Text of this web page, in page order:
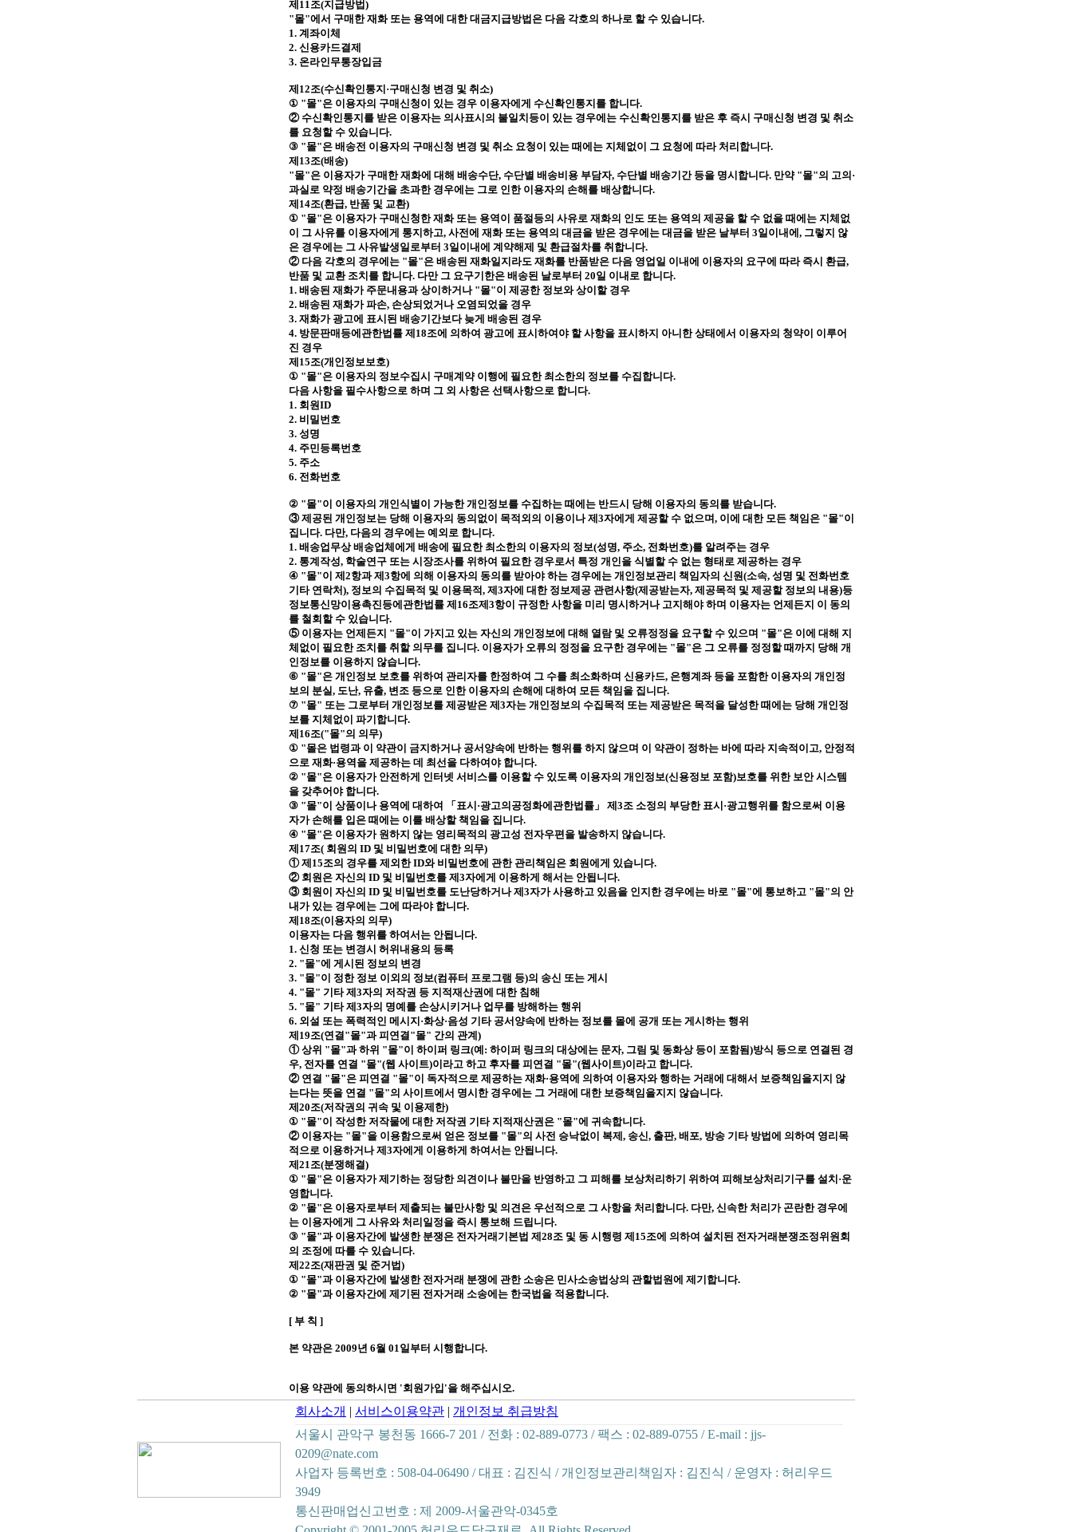
제 11조(지급방법 )
"몰"에서 구매한 재화 또는 용역에 대한 대금지급방법은 다음 각호의 하나로 할 수 있습니다.
1. 계좌이체
2. 신용카드결제
3. 온라인무통장입금
제 12조(수신확인통지·구매신청 변경 및 취소)
① "몰"은 이용자의 구매신청이 있는 경우 이용자에게 수신확인통지를 합니다.
② 수신확인통지를 받은 이용자는 의사표시의 불일치등이 있는 경우에는 수신확인통지를 받은 후 즉시 구매신청 변경 및 취소
를 요청할 수 있습니다.
③ "몰"은 배송전 이용자의 구매신청 변경 및 취소 요청이 있는 때에는 지체없이 그 요청에 따라 처리합니다.
제 13조(배송)
"몰"은 이용자가 구매한 재화에 대해 배송수단, 수단별 배송비용 부담자, 수단별 배송기간 등을 명시합니다. 만약"몰"의 고의·
과실로 약정 배송기간을 초과한 경우에는 그로 인한 이용자의 손해를 배상합니다.
제 14조(환급, 반품 및 교환)
① "몰"은 이용자가 구매신청한 재화 또는 용역이 품절등의 사유로 재화의 인도 또는 용역의 제공을 할 수 없을 때에는 지체없
이 그 사유를 이용자에게 통지하고, 사전에 재화 또는 용역의 대금을 받은 경우에는 대금을 받은 날부터 3일이내에 , 그렇지 않
은 경우에는 그 사유발생일로부터 3일이내에 계약해제 및 환급절차를 취합니다.
② 다음 각호의 경우에는 "몰"은 배송된 재화일지라도 재화를 반품받은 다음 영업일 이내에 이용자의 요구에 따라 즉시 환급,
반품 및 교환 조치를 합니다. 다만 그 요구기한은 배송된 날로부터 20일 이내로 합니다.
1. 배송된 재화가 주문내용과 상이하거나"몰"이 제공한 정보와 상이할 경우
2. 배송된 재화가 파손, 손상되었거나 오염되었을 경우
3. 재화가 광고에 표시된 배송기간보다 늦게 배송된 경우
4. 방문판매등에관한법률 제 18조에 의하여 광고에 표시하여야 할 사항을 표시하지 아니한 상태에서 이용자의 청약이 이루어
진 경우
제 15조(개인정보보호)
① "몰"은 이용자의 정보수집시 구매계약 이행에 필요한 최소한의 정보를 수집합니다.
다음 사항을 필수사항으로 하며 그 외 사항은 선택사항으로 합니다.
1. 회원ID
2. 비밀번호
3. 성명
4. 주민등록번호
5. 주소
6. 전화번호
② "몰"이 이용자의 개인식별이 가능한 개인정보를 수집하는 때에는 반드시 당해 이용자의 동의를 받습니다.
③ 제공된 개인정보는 당해 이용자의 동의없이 목적외의 이용이나 제 3자에게 제공할 수 없으며 , 이에 대한 모든 책임은 "몰"이
집니다. 다만, 다음의 경우에는 예외로 합니다.
1. 배송업무상 배송업체에게 배송에 필요한 최소한의 이용자의 정보(성명, 주소, 전화번호)를 알려주는 경우
2. 통계작성, 학술연구 또는 시장조사를 위하여 필요한 경우로서 특정 개인을 식별할 수 없는 형태로 제공하는 경우
④ "몰"이 제 2항과 제 3항에 의해 이용자의 동의를 받아야 하는 경우에는 개인정보관리 책임자의 신원(소속, 성명 및 전화번호
기타 연락처 ), 정보의 수집목적 및 이용목적 , 제 3자에 대한 정보제공 관련사항(제공받는자, 제공목적 및 제공할 정보의 내용)등
정보통신망이용촉진등에관한법률 제 16조제 3항이 규정한 사항을 미리 명시하거나 고지해야 하며 이용자는 언제든지 이 동의
를 철회할 수 있습니다.
⑤ 이용자는 언제든지 "몰"이 가지고 있는 자신의 개인정보에 대해 열람 및 오류정정을 요구할 수 있으며 "몰"은 이에 대해 지
체없이 필요한 조치를 취할 의무를 집니다. 이용자가 오류의 정정을 요구한 경우에는 "몰"은 그 오류를 정정할 때까지 당해 개
인정보를 이용하지 않습니다.
⑥ "몰"은 개인정보 보호를 위하여 관리자를 한정하여 그 수를 최소화하며 신용카드, 은행계좌 등을 포함한 이용자의 개인정
보의 분실, 도난, 유출, 변조 등으로 인한 이용자의 손해에 대하여 모든 책임을 집니다.
⑦ "몰" 또는 그로부터 개인정보를 제공받은 제 3자는 개인정보의 수집목적 또는 제공받은 목적을 달성한 때에는 당해 개인정
보를 지체없이 파기합니다.
제 16조("몰"의 의무)
① "몰은 법령과 이 약관이 금지하거나 공서양속에 반하는 행위를 하지 않으며 이 약관이 정하는 바에 따라 지속적이고, 안정적
으로 재화·용역을 제공하는 데 최선을 다하여야 합니다.
② "몰"은 이용자가 안전하게 인터넷 서비스를 이용할 수 있도록 이용자의 개인정보(신용정보 포함)보호를 위한 보안 시스템
을 갖추어야 합니다.
③ "몰"이 상품이나 용역에 대하여 「표시·광고의공정화에관한법률」 제 3조 소정의 부당한 표시·광고행위를 함으로써 이용
자가 손해를 입은 때에는 이를 배상할 책임을 집니다.
④ "몰"은 이용자가 원하지 않는 영리목적의 광고성 전자우편을 발송하지 않습니다.
제 17조( 회원의 ID 및 비밀번호에 대한 의무)
① 제 15조의 경우를 제외한ID와 비밀번호에 관한 관리책임은 회원에게 있습니다.
② 회원은 자신의 ID 및 비밀번호를 제 3자에게 이용하게 해서는 안됩니다.
③ 회원이 자신의 ID 및 비밀번호를 도난당하거나 제 3자가 사용하고 있음을 인지한 경우에는 바로 "몰"에 통보하고 "몰"의 안
내가 있는 경우에는 그에 따라야 합니다.
제 18조(이용자의 의무)
이용자는 다음 행위를 하여서는 안됩니다.
1. 신청 또는 변경시 허위내용의 등록
2. "몰"에 게시된 정보의 변경
3. "몰"이 정한정보 이외의 정보(컴퓨터 프로그램 등)의 송신 또는 게시
4. "몰" 기타 제 3자의 저작권 등 지적재산권에 대한 침해
5. "몰" 기타 제 3자의 명예를 손상시키거나 업무를 방해하는 행위
6. 외설 또는 폭력적인 메시지·화상·음성 기타 공서양속에 반하는 정보를 몰에 공개 또는 게시하는 행위
제 19조(연결"몰"과 피연결"몰" 간의 관계 )
① 상위 "몰"과 하위 "몰"이 하이퍼 링크(예 : 하이퍼 링크의 대상에는 문자, 그림 및 동화상 등이 포함됨 )방식 등으로 연결된 경
우, 전자를 연결 "몰"(웹 사이트)이라고 하고 후자를 피연결 "몰"(웹사이트)이라고 합니다.
② 연결 "몰"은 피연결 "몰"이 독자적으로 제공하는 재화·용역에 의하여 이용자와 행하는 거래에 대해서 보증책임을지지 않
는다는 뜻을 연결 "몰"의 사이트에서 명시한 경우에는 그 거래에 대한 보증책임을지지 않습니다.
제 20조(저작권의 귀속 및 이용제한)
① "몰"이 작성한 저작물에 대한 저작권 기타 지적재산권은 "몰"에 귀속합니다.
② 이용자는 "몰"을 이용함으로써 얻은 정보를 "몰"의 사전 승낙없이 복제 , 송신, 출판, 배포, 방송 기타 방법에 의하여 영리목
적으로 이용하거나 제 3자에게 이용하게 하여서는 안됩니다.
제 21조(분쟁해결)
① "몰"은 이용자가 제기하는 정당한 의견이나 불만을 반영하고 그 피해를 보상처리하기 위하여 피해보상처리기구를 설치·운
영합니다.
② "몰"은 이용자로부터 제출되는 불만사항 및 의견은 우선적으로 그 사항을 처리합니다. 다만, 신속한 처리가 곤란한 경우에
는 이용자에게 그 사유와 처리일정을 즉시 통보해 드립니다.
③ "몰"과 이용자간에 발생한 분쟁은 전자거래기본법 제 28조 및 동 시행령 제 15조에 의하여 설치된 전자거래분쟁조정위원회
의 조정에 따를 수 있습니다.
제 22조(재판권 및 준거법 )
① "몰"과 이용자간에 발생한 전자거래 분쟁에 관한 소송은 민사소송법상의 관할법원에 제기합니다.
② "몰"과 이용자간에 제기된 전자거래 소송에는 한국법을 적용합니다.
[ 부 칙 ]
본 약관은 2009년 6월 01일부터 시행합니다.
이용 약관에 동의하시면 '회원가입 '을 해주십시오.
회사소개 | 서비스이용약관 | 개인정보 취급방침
서울시 관악구 봉천동 1666-7 201 / 전화 : 02-889-0773 / 팩스 : 02-889-0755 / E-mail : jjs-
0209@nate.com
사업자 등록번호 : 508-04-06490 / 대표 : 김진식 / 개인정보관리책임자 : 김진식 / 운영자 : 허리우드
3949
통신판매업신고번호 : 제 2009-서울관악-0345호